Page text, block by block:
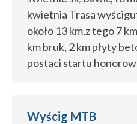
kwietnia Trasa
około 13 km,z tego 7
km bruk, 2 km płyty
postaci startu
Wyścig MTB